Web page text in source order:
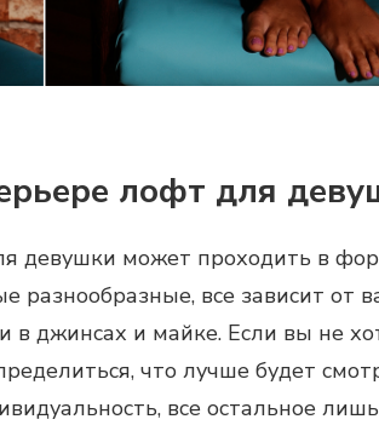
лофт для
девушки может проходить в
все зависит от
в джинсах и майке. Если вы не
что лучше будет
все остальное